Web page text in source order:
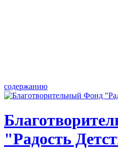
содержанию
"Радость